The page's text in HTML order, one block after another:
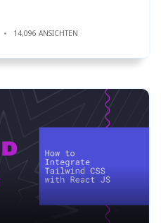
14,096 ANSICHTEN